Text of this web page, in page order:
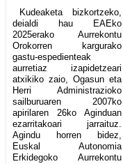
Kudeaketa bizkortzeko,
deialdi hau EAEko
2025erako Aurrekontu
Orokorren kargurako
gastu-espedienteak
aurretiaz izapidetzeari
atxikiko zaio, Ogasun eta
Herri Administrazioko
sailburuaren 2007ko
apirilaren 26ko Aginduan
ezarritakoari jarraituz.
Agindu horren bidez,
Euskal Autonomia
Erkidegoko Aurrekontu